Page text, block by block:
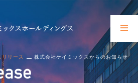
リリース 株式会社ケイミックスからのお知らせ